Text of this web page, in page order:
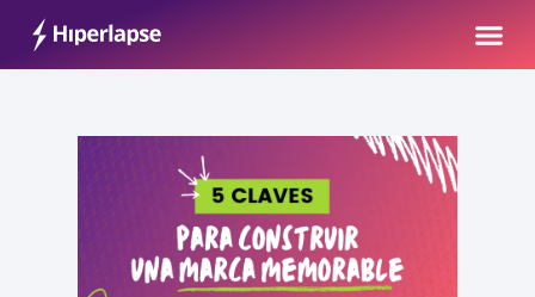
contenido